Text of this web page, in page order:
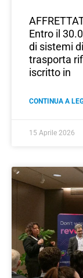
Entro il
di sistemi
trasporta
iscritto in
CONTINUA A
15 Aprile 2026